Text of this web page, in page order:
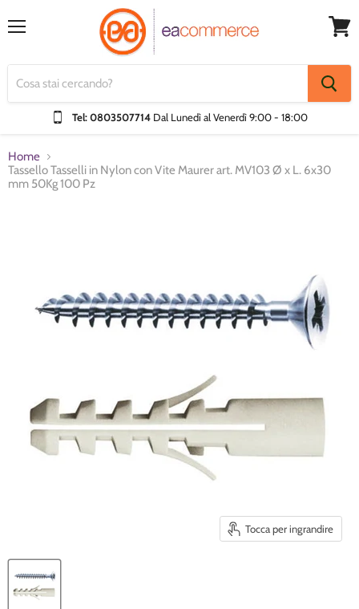
Tel: 0803507714 Dal Lunedì al Venerdì9:00 - 18:00
Home
Tassello Tasselli in Nylon con Vite Maurer art. MV103 Ø x L. 6x30
mm 50Kg 100 Pz
Tocca per ingrandire